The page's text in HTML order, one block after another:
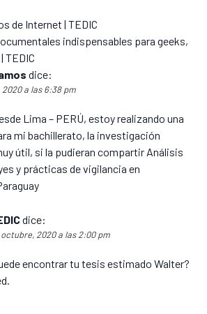
de Internet | TEDIC
indispensables para geeks,
TEDIC
dice:
a las 6:38 pm
Lima – PERÚ, estoy realizando una
mi bachillerato, la investigación
útil, si la pudieran compartir Análisis
y prácticas de vigilancia en
dice:
octubre, 2020 a las 2:00 pm
encontrar tu tesis estimado Walter?